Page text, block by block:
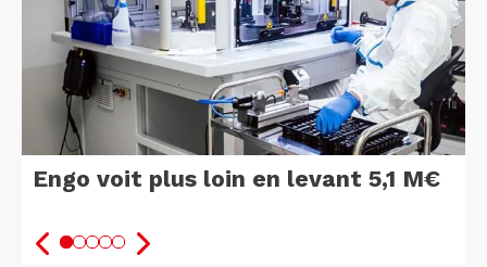
Engo voit plus loin en levant 5,1 M€